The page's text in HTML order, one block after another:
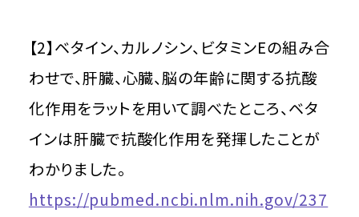
【2】ベタイン、カルノシン、ビタミンEの組み合
わせで、肝臓、心臓、脳の年齢に関する抗酸
化作用をラットを用いて調べたところ、ベタ
インは肝臓で抗酸化作用を発揮したことが
わかりました。
https://pubmed.ncbi.nlm.nih.gov/237